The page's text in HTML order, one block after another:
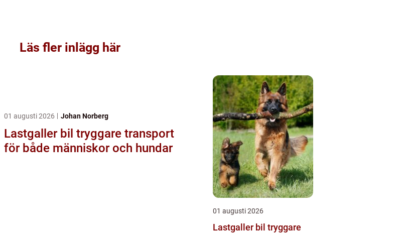
Läs fler inlägg här
01 augusti 2026 Johan Norberg
Lastgaller bil tryggare transport
för både människor och hundar
01 augusti 2026
Lastgaller bil tryggare